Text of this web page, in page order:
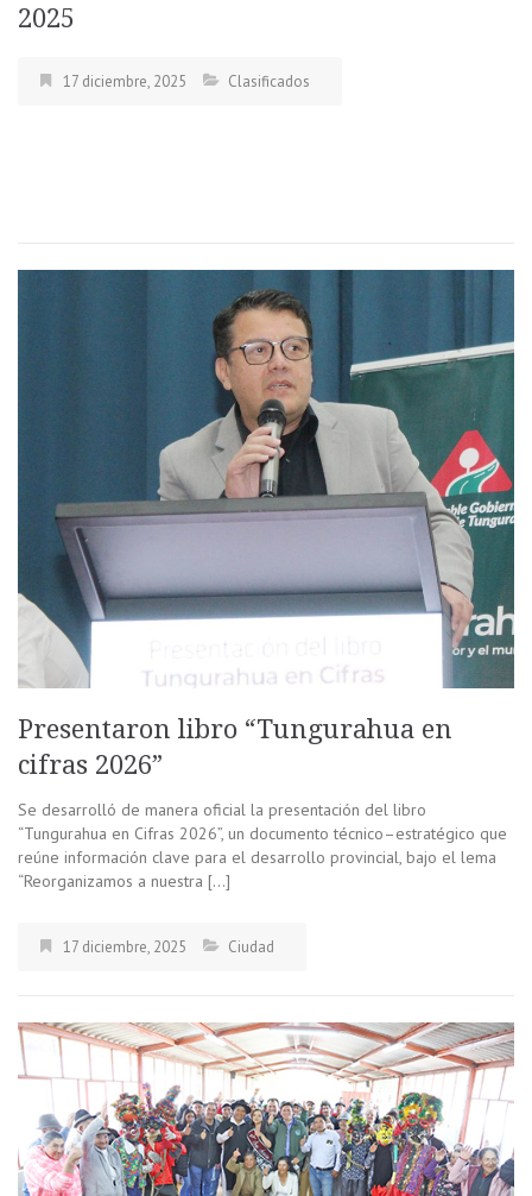
2025
17 diciembre, 2025 Clasificados
Presentaron libro “Tungurahua en
cifras 2026”
Se desarrolló de manera oficial la presentación del libro
“Tungurahua en Cifras 2026”, un documento técnico–estratégico que
reúne información clave para el desarrollo provincial, bajo el lema
“Reorganizamos a nuestra […]
17 diciembre, 2025 Ciudad